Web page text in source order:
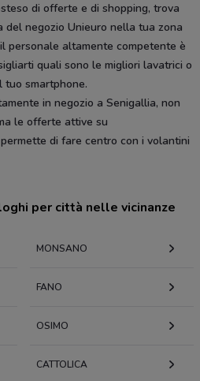
di offerte e di shopping, trova
del negozio Unieuro nella tua zona
personale altamente competente è
quali sono le migliori lavatrici o
tuo smartphone.
in negozio a Senigallia, non
le offerte attive su
di fare centro con i volantini
per città nelle vicinanze
MONSANO
FANO
OSIMO
CATTOLICA